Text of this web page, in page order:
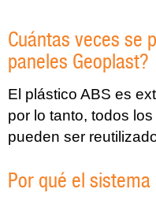
Cuántas veces se
paneles Geoplast?
El plástico ABS es
por lo tanto, todos
pueden ser
Por qué el sistema